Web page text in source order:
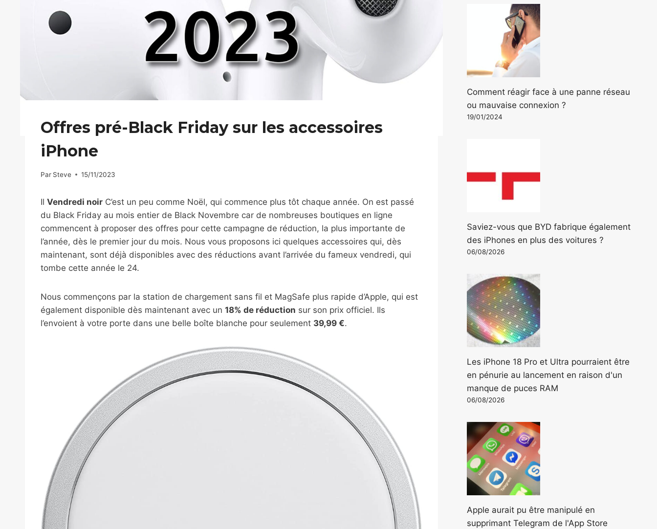
Offres pré-Black Friday sur les accessoires
iPhone
Par Steve 15/11/2023
Il Vendredi noir C’est un peu comme Noël, qui commence plus tôt chaque année. On est passé
du Black Friday au mois entier de Black Novembre car de nombreuses boutiques en ligne
commencent à proposer des offres pour cette campagne de réduction, la plus importante de
l’année, dès le premier jour du mois. Nous vous proposons ici quelques accessoires qui, dès
maintenant, sont déjà disponibles avec des réductions avant l’arrivée du fameux vendredi, qui
tombe cette année le 24.
Nous commençons par la station de chargement sans fil et MagSafe plus rapide d’Apple, qui est
également disponible dès maintenant avec un 18% de réduction sur son prix officiel. Ils
l’envoient à votre porte dans une belle boîte blanche pour seulement 39,99 €.
Comment réagir face à une panne réseau
ou mauvaise connexion ?
19/01/2024
Saviez-vous que BYD fabrique également
des iPhones en plus des voitures ?
06/08/2026
Les iPhone 18 Pro et Ultra pourraient être
en pénurie au lancement en raison d'un
manque de puces RAM
06/08/2026
Apple aurait pu être manipulé en
supprimant Telegram de l'App Store